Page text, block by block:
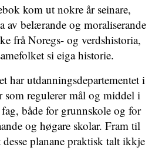
kom ut nokre år seinare,
av belærande og moraliserande
frå Noregs- og verdshistoria,
si eiga historie.
har utdanningsdepartementet i
som regulerer mål og middel i
både for grunnskole og for
og høgare skolar. Fram til
planane praktisk talt ikkje